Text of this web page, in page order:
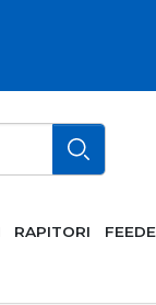
RAPITORI